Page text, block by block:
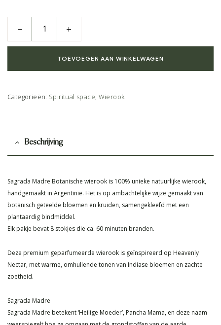
TOEVOEGEN AAN WINKELWAGEN
Categorieën: Spiritual space, Wierook
Beschrijving
Sagrada Madre Botanische wierook is 100% unieke natuurlijke wierook,
handgemaakt in Argentinië. Het is op ambachtelijke wijze gemaakt van
botanisch geteelde bloemen en kruiden, samengekleefd met een
plantaardig bindmiddel.
Elk pakje bevat 8 stokjes die ca. 60 minuten branden.
Deze premium geparfumeerde wierook is geïnspireerd op Heavenly
Nectar, met warme, omhullende tonen van Indiase bloemen en zachte
zoetheid.
Sagrada Madre
Sagrada Madre betekent ‘Heilige Moeder’, Pancha Mama, en deze naam